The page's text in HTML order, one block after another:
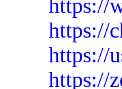
https://
https://
https://
https://